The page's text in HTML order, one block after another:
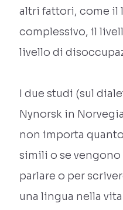
altri fattori, come il
complessivo, il
livello di
I due studi (sul
Nynorsk in
non importa
simili o se
parlare o per
una lingua nella